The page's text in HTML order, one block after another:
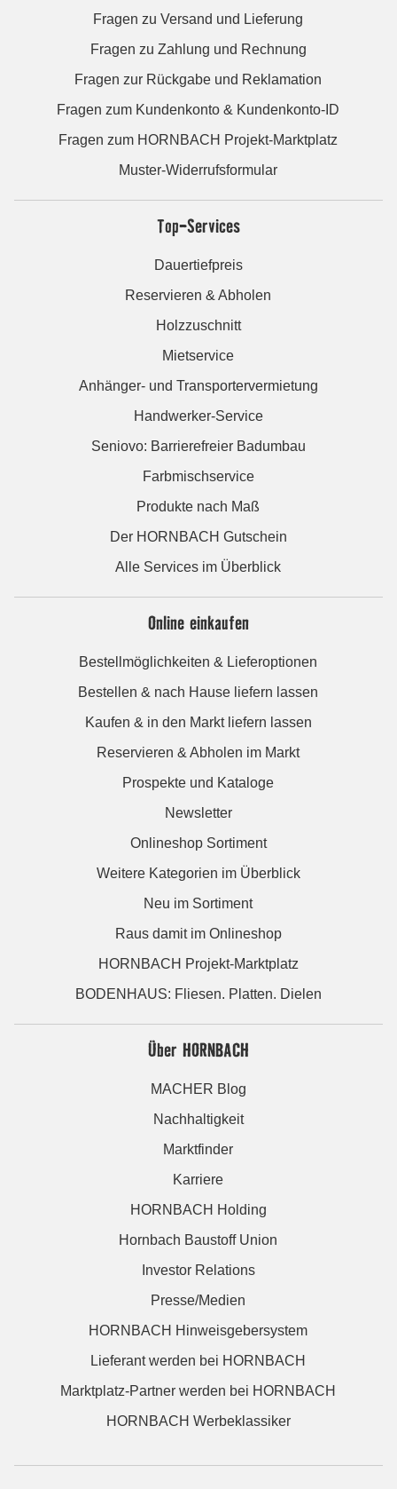
Fragen zu Versand und Lieferung
Fragen zu Zahlung und Rechnung
Fragen zur Rückgabe und Reklamation
Fragen zum Kundenkonto & Kundenkonto-ID
Fragen zum HORNBACH Projekt-Marktplatz
Muster-Widerrufsformular
Top-Services
Dauertiefpreis
Reservieren & Abholen
Holzzuschnitt
Mietservice
Anhänger- und Transportervermietung
Handwerker-Service
Seniovo: Barrierefreier Badumbau
Farbmischservice
Produkte nach Maß
Der HORNBACH Gutschein
Alle Services im Überblick
Online einkaufen
Bestellmöglichkeiten & Lieferoptionen
Bestellen & nach Hause liefern lassen
Kaufen & in den Markt liefern lassen
Reservieren & Abholen im Markt
Prospekte und Kataloge
Newsletter
Onlineshop Sortiment
Weitere Kategorien im Überblick
Neu im Sortiment
Raus damit im Onlineshop
HORNBACH Projekt-Marktplatz
BODENHAUS: Fliesen. Platten. Dielen
Über HORNBACH
MACHER Blog
Nachhaltigkeit
Marktfinder
Karriere
HORNBACH Holding
Hornbach Baustoff Union
Investor Relations
Presse/Medien
HORNBACH Hinweisgebersystem
Lieferant werden bei HORNBACH
Marktplatz-Partner werden bei HORNBACH
HORNBACH Werbeklassiker